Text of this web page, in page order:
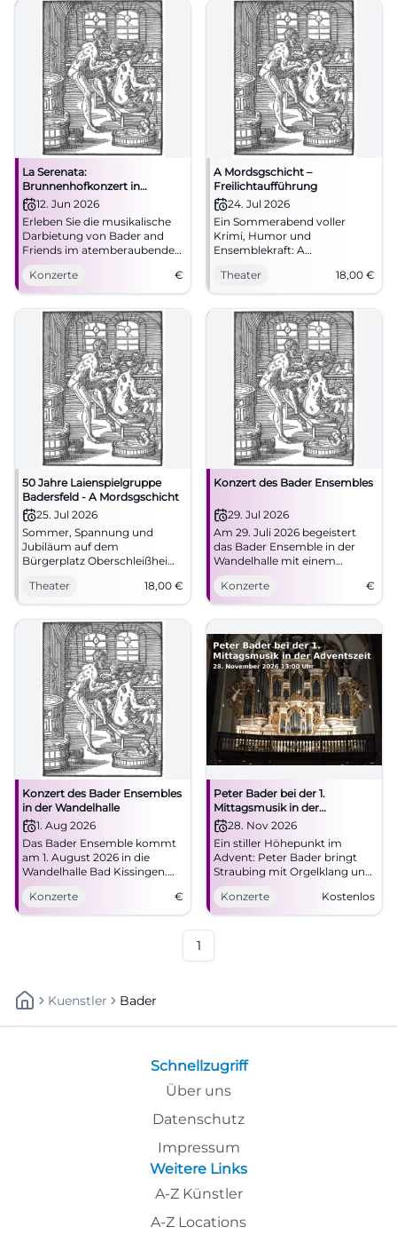
La Serenata:
Brunnenhofkonzert in
Augsburg
12. Jun 2026
Erleben Sie die musikalische
Darbietung von Bader and
Friends im atemberaubenden
Ambiente des Brunnenhofs.
Konzerte
€
A Mordsgschicht –
Freilichtaufführung
24. Jul 2026
Ein Sommerabend voller
Krimi, Humor und
Ensemblekraft: A
Jubiläum am Bürgerplatz
Oberschleißheim. 24.07.2026,
18 €. Jetzt Plätze sichern.
#Theater
Theater 18,00 €
50 Jahre Laienspielgruppe
Badersfeld - A Mordsgschicht
25. Jul 2026
Sommer, Spannung und
Jubiläum auf dem
Bürgerplatz Oberschleißheim:
Krimiwitz und Freilichttheater
zusammen. 25.07.2026, 19:30
Uhr, 18 €. #Theater
Theater 18,00 €
Konzert des Bader Ensembles
29. Jul 2026
Am 29. Juli 2026 begeistert
das Bader Ensemble in der
Wandelhalle mit einem
abwechslungsreichen
Konzertprogramm. Sichern
Sie sich jetzt Ihren Platz!
Konzerte €
Konzert des Bader Ensembles
in der Wandelhalle
1. Aug 2026
Das Bader Ensemble kommt
am 1. August 2026 in die
Wandelhalle Bad Kissingen.
Genießen Sie ein vielfältiges
Musikprogramm.
Konzerte €
Peter Bader bei der 1.
Mittagsmusik in der
Adventszeit
28. Nov 2026
Ein stiller Höhepunkt im
Advent: Peter Bader bringt
Straubing mit Orgelklang und
Kirchenakustik zum
Leuchten. 28.11.2026, Eintritt
frei. #Adventskonzert
Konzerte Kostenlos
1
Kuenstler Bader
Schnellzugriff
Über uns
Datenschutz
Impressum
Weitere Links
A-Z Künstler
A-Z Locations